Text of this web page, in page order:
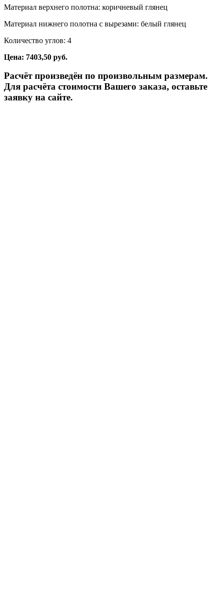
Материал верхнего полотна: коричневый глянец
Материал нижнего полотна с вырезами: белый глянец
Количество углов: 4
Цена: 7403,50 руб.
Расчёт произведён по произвольным размерам.
Для расчёта стоимости Вашего заказа, оставьте
заявку на сайте.